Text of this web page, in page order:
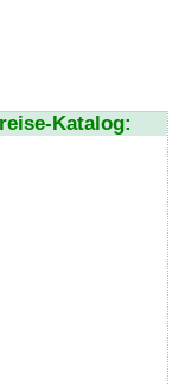
Katalog: